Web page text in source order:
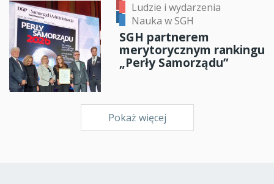
Ludzie i wydarzenia
Nauka w SGH
SGH partnerem
merytorycznym rankingu
„Perły Samorządu”
Pokaż więcej